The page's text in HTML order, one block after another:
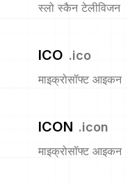
स्लो स्कैन टेलीविजन
ICO .ico
माइक्रोसॉफ्ट आइकन
ICON .icon
माइक्रोसॉफ्ट आइकन